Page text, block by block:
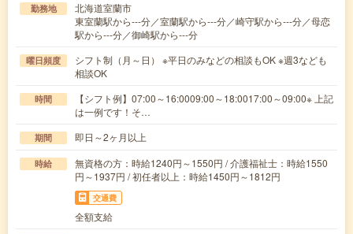
勤務地
北海道室蘭市
東室蘭駅から---分／室蘭駅から---分／崎守駅から---分／母恋
駅から---分／御崎駅から---分
曜日頻度
シフト制（月～日） ※平日のみなどの相談もOK ※週3なども
相談OK
時間
【シフト例】07:00～16:0009:00～18:0017:00～09:00※ 上記
は一例です！そ…
期間 即日～2ヶ月以上
時給
無資格の方：時給1240円～1550円 / 介護福祉士：時給1550
円～1937円 / 初任者以上：時給1450円～1812円
交通費
全額支給